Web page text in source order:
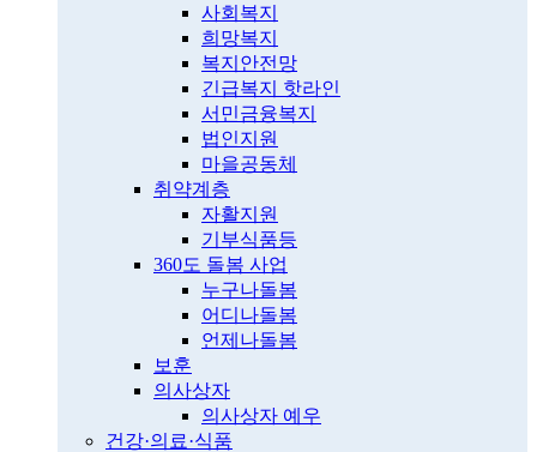
사회복지
희망복지
복지안전망
긴급복지 핫라인
서민금융복지
법인지원
마을공동체
취약계층
자활지원
기부식품등
360도 돌봄 사업
누구나돌봄
어디나돌봄
언제나돌봄
보훈
의사상자
의사상자 예우
건강·의료·식품